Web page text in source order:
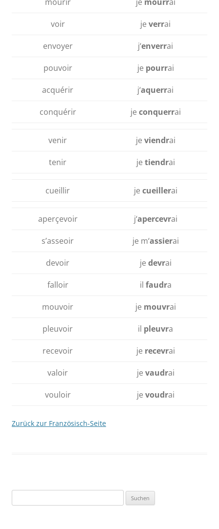
voir je verrai
envoyer j‘enverrai
pouvoir je pourrai
acquérir j‘aquerrai
conquérir je conquerrai
venir je viendrai
tenir je tiendrai
cueillir je cueillerai
aperçevoir j‘apercevrai
s’asseoir je m‘assierai
devoir je devrai
falloir il faudra
mouvoir je mouvrai
pleuvoir il pleuvra
recevoir je recevrai
valoir je vaudrai
vouloir je voudrai
Zurück zur Französisch-Seite
nach: